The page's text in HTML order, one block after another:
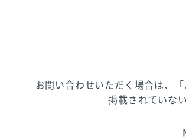
お問い合わせいただく場合は、「
掲載されていな